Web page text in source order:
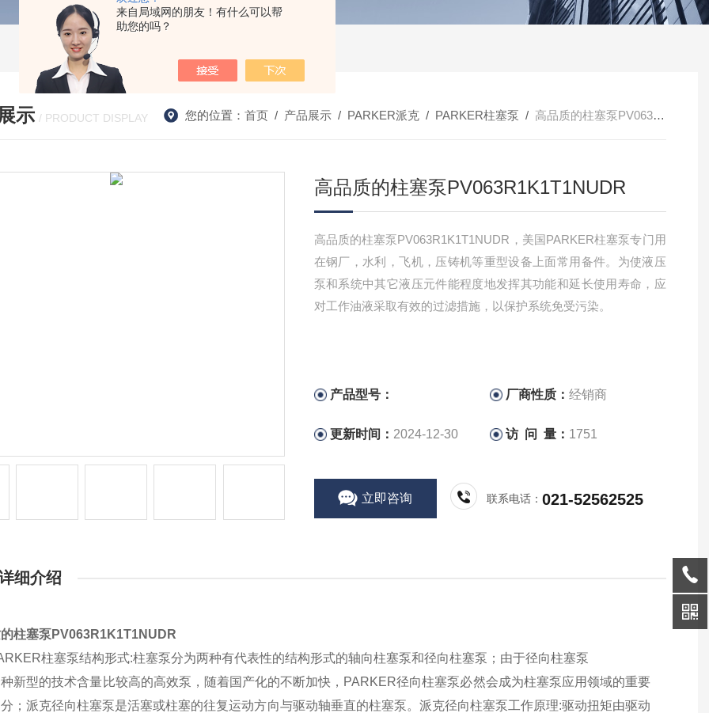
来自局域网的朋友！有什么可以帮
助您的吗？
示 / PRODUCT DISPLAY 您的位置： 首页/ 产品展示/ PARKER派克/ PARKER柱塞泵 / 高品质的柱塞泵PV063R1K1T1NUDR
高品质的柱塞泵PV063R1K1T1NUDR
高品质的柱塞泵PV063R1K1T1NUDR，美国PARKER柱塞泵专门用
在钢厂，水利，飞机，压铸机等重型设备上面常用备件。为使液压
泵和系统中其它液压元件能程度地发挥其功能和延长使用寿命，应
对工作油液采取有效的过滤措施，以保护系统免受污染。
产品型号： 厂商性质：经销商
更新时间： 2024-12-30 访 问 量： 1751
立即咨询 联系电话：021-52562525
细介绍
柱塞泵PV063R1K1T1NUDR
柱塞泵结构形式:柱塞泵分为两种有代表性的结构形式的轴向柱塞泵和径向柱塞泵；由于径向柱塞泵
新型的技术含量比较高的高效泵，随着国产化的不断加快，PARKER径向柱塞泵必然会成为柱塞泵应用领域的重要
；派克径向柱塞泵是活塞或柱塞的往复运动方向与驱动轴垂直的柱塞泵。派克径向柱塞泵工作原理:驱动扭矩由驱动